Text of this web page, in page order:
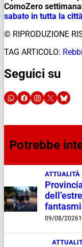
ComoZero
sabato in tutta la
© RIPRODUZIONE
TAG ARTICOLO:
Seguici su
Potrebbe
ATTUALITÀ
fantasmi
09/08/2026